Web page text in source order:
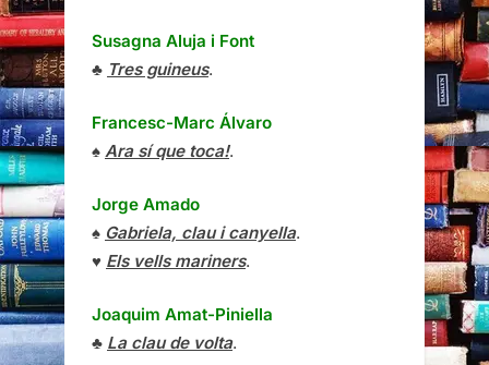
Susagna Aluja i Font
♣ Tres guineus.
Francesc-Marc Álvaro
♠ Ara sí que toca!.
Jorge Amado
♠ Gabriela, clau i canyella.
♥ Els vells mariners.
Joaquim Amat-Piniella
♣ La clau de volta.